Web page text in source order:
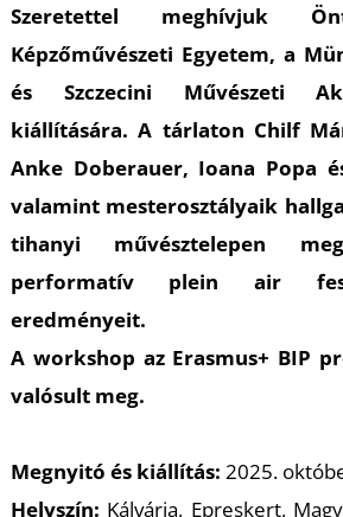
Szeretettel meghívjuk
Képzőművészeti Egyetem, a
és Szczecini Művészeti
kiállítására. A tárlaton Chilf
Anke Doberauer, Ioana Popa
valamint mesterosztályaik
tihanyi művésztelepen
performatív plein air
eredményeit.
A workshop az Erasmus+ BIP
valósult meg.
Megnyitó és kiállítás: 2025.
Helyszín: Kálvária, Epreskert,